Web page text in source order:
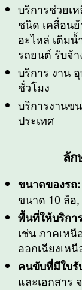
บริการช่วยเ
ชนิด เคลื่อน
อะไหล่ เติม
รถยนต์ รับจ้
บริการ งาน
ชั่วโมง
บริการงานข
ประเทศ
ลัก
ขนาดของรถ:
ขนาด 10 ล้อ
พื้นที่ให้บริกา
เช่น ภาคเห
ออกเฉียงเห
คนขับที่มีใบรั
และเอกสาร